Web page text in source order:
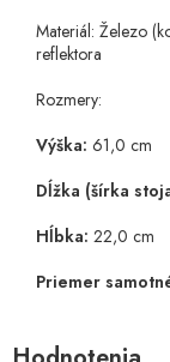
Materiál: Železo
reflektora
Rozmery:
Výška: 61,0 cm
Dĺžka (šírka
Hĺbka: 22,0 cm
Priemer